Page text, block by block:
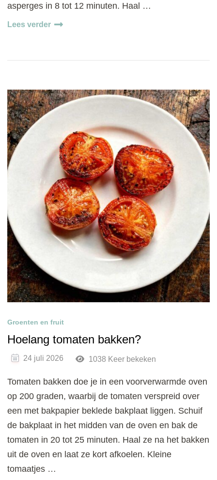
asperges in 8 tot 12 minuten. Haal …
Lees verder
Groenten en fruit
Hoelang tomaten bakken?
24 juli 2026 1038 Keer bekeken
Tomaten bakken doe je in een voorverwarmde oven
op 200 graden, waarbij de tomaten verspreid over
een met bakpapier beklede bakplaat liggen. Schuif
de bakplaat in het midden van de oven en bak de
tomaten in 20 tot 25 minuten. Haal ze na het bakken
uit de oven en laat ze kort afkoelen. Kleine
tomaatjes …